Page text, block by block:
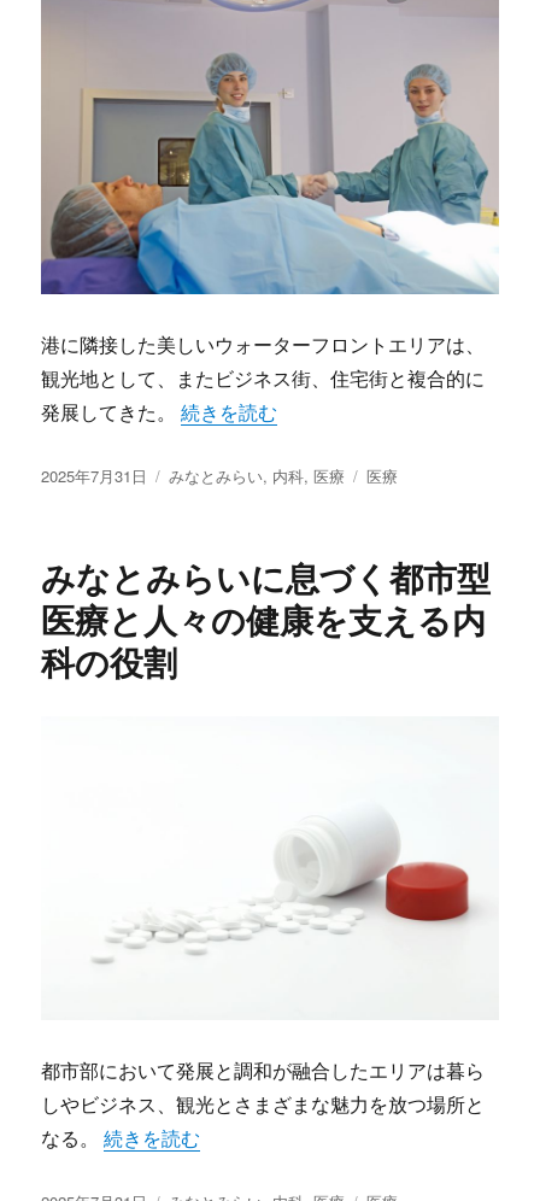
港に隣接した美しいウォーターフロントエリアは、
観光地として、またビジネス街、住宅街と複合的に
発展してきた。“みなとみらいの医療が支える都市型ラ
続きを読む
投
2025年7月31日
カ
ー
みなとみらい, 内科,医療
タ
医療
みなとみらいに息づく都市型
医療と人々の健康を支える内
科の役割
都市部において発展と調和が融合したエリアは暮ら
しやビジネス、観光とさまざまな魅力を放つ場所と
なる。“みなとみらいに息づく都市型医療と人々の健康
続きを読む